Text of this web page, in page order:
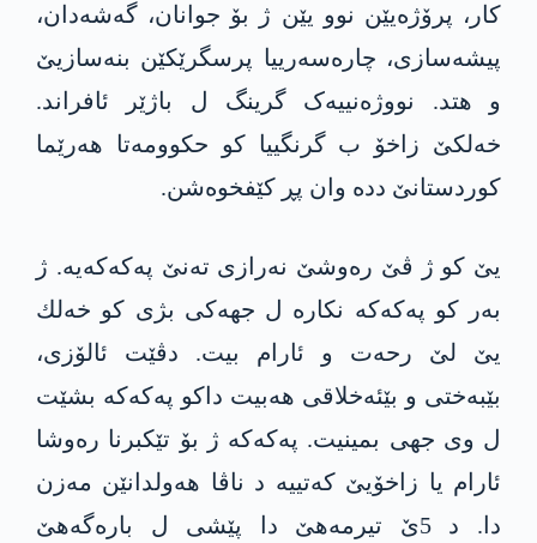
کار، پرۆژەیێن نوو یێن ژ بۆ جوانان، گەشەدان،
پیشەسازی، چارەسەرییا پرسگرێکێن بنەسازیێ
و هتد. نووژەنییەک گرینگ ل باژێر ئافراند.
خەلکێ زاخۆ ب گرنگییا کو حکوومەتا هەرێما
کوردستانێ ددە وان پڕ کێفخوەشن.
یێ کو ژ ڤێ رەوشێ نەرازی تەنێ په‌كه‌كەیە. ژ
بەر کو په‌كه‌كە نکارە ل جهه‌كی بژی کو خه‌لك
یێ لێ رحەت و ئارام بیت. دڤێت ئالۆزی،
بێبەختی و بێئەخلاقی هەبیت داکو په‌كه‌كە بشێت
ل وی جهی بمینیت. په‌كه‌كە ژ بۆ تێکبرنا رەوشا
ئارام یا زاخۆیێ کەتییە د ناڤا هەولدانێن مه‌زن
دا. د 5ێ تیرمەهێ دا پێشی ل بارەگەهێ